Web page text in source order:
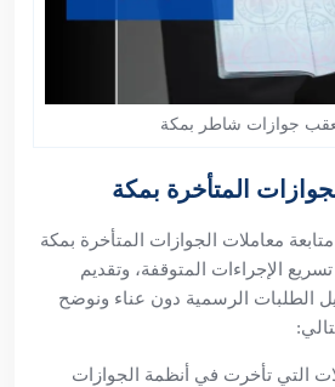
جوازات شاطر بمكة
المتأخرة بمكة
معاملات الجوازات المتأخرة بمكة
الإجراءات المتوقفة، وتقديم
الطلبات الرسمية دون عناء ونوضح
التي تأخرت في أنظمة الجوازات